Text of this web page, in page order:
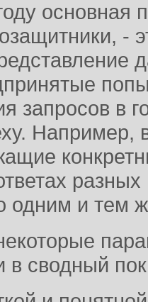
основная
-
запросов в
одним и тем
сводный